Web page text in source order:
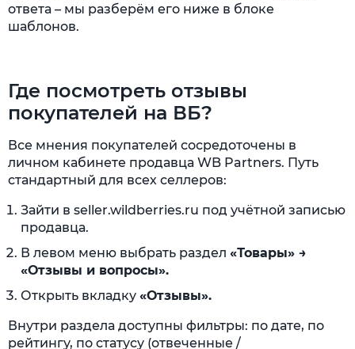
ответа – мы разберём его ниже в блоке
шаблонов.
Где посмотреть отзывы
покупателей на ВБ?
Все мнения покупателей сосредоточены в
личном кабинете продавца WB Partners. Путь
стандартный для всех селлеров:
Зайти в seller.wildberries.ru под учётной записью
продавца.
В левом меню выбрать раздел «Товары» →
«Отзывы и вопросы».
Открыть вкладку «Отзывы».
Внутри раздела доступны фильтры: по дате, по
рейтингу, по статусу (отвеченные /